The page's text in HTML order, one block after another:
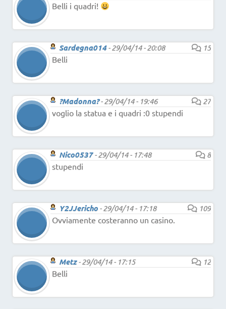
Belli i quadri!
Sardegna014-29/04/14 - 20:08
15
Belli
?Madonna?-29/04/14 - 19:46
27
voglio la statua e i quadri :0 stupendi
Nico0537-29/04/14 - 17:48
8
stupendi
Y2JJericho -29/04/14 - 17:18
109
Ovviamente costeranno un casino.
Metz-29/04/14 - 17:15
12
Belli